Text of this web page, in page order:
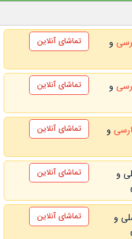
و
تماشای آنلاین
و
تماشای آنلاین
و
تماشای آنلاین
تماشای آنلاین
تماشای آنلاین